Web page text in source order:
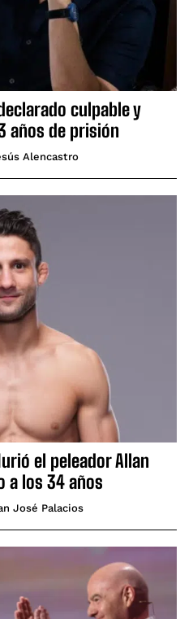
culpable y
años de prisión
Alencastro
el peleador Allan
a los 34 años
José Palacios